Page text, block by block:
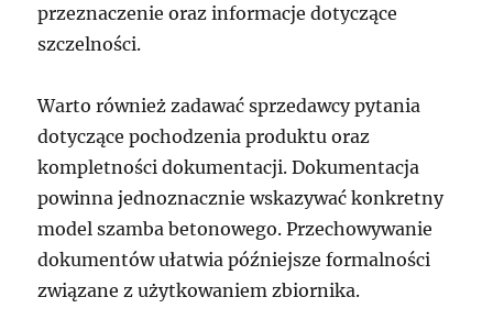
przeznaczenie oraz informacje dotyczące
szczelności.
Warto również zadawać sprzedawcy pytania
dotyczące pochodzenia produktu oraz
kompletności dokumentacji. Dokumentacja
powinna jednoznacznie wskazywać konkretny
model szamba betonowego. Przechowywanie
dokumentów ułatwia późniejsze formalności
związane z użytkowaniem zbiornika.